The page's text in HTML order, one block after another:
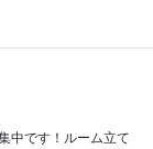
中です！ルーム立て